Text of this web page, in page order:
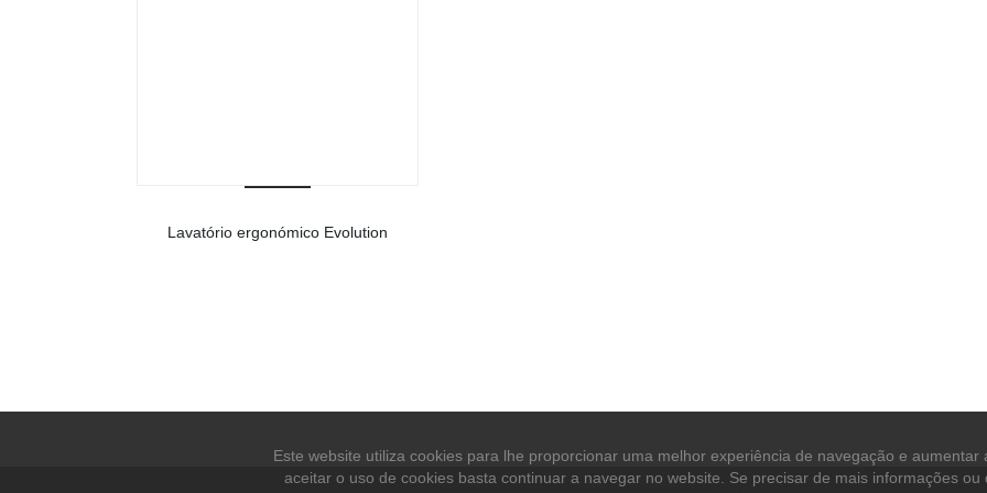
Lavatório ergonómico Evolution
Este website utiliza cookies para lhe proporcionar uma melhor experiência de navegação e aumentar
aceitar o uso de cookies basta continuar a navegar no website. Se precisar de mais informações